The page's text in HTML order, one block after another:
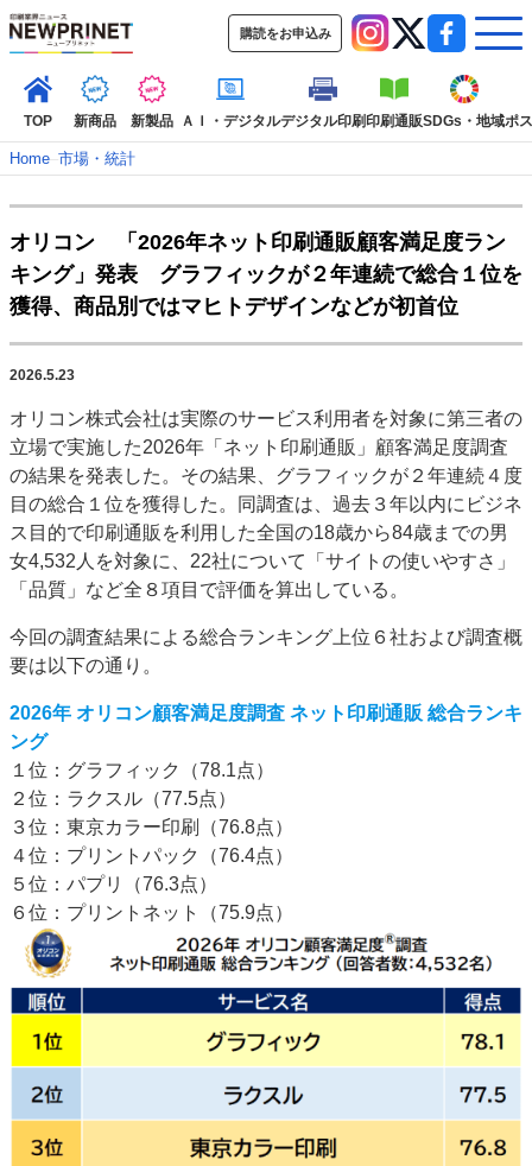
購読をお申込み
TOP 新商品 新製品 ＡＩ・デジタルデジタル印刷印刷通販SDGs・地域ポ
TOP
新着記事 特集記事
動画コンテンツ
インタビュー
コレクション
新商品
SDGs・地域
ポストプレス イベント 信用情報
市場・統計
人事・移転・異動・訃報
特集記事カテゴリー一覧
2022 見える化・MIS特集
特集・デジタル印刷 アイデアで勝負！ ～多様なビジネス・多彩な商材～
JAPAN PACK 2023 特集
中古印刷機・製本機特集
2022 検査・校正特集
特集・デジタル印刷 ～ 新成長軌道を描く
案内
発刊案内
JFPI印刷用語集 印刷機材年鑑
運営
会社案内
購読・購入申し込み
お問い合わせ
Home–市場・統計
オリコン 「2026年ネット印刷通販顧客満足度ラン
キング」発表 グラフィックが２年連続で総合１位を
獲得、商品別ではマヒトデザインなどが初首位
2026.5.23
オリコン株式会社は実際のサービス利用者を対象に第三者の
立場で実施した2026年「ネット印刷通販」顧客満足度調査
の結果を発表した。その結果、グラフィックが２年連続４度
目の総合１位を獲得した。同調査は、過去３年以内にビジネ
ス目的で印刷通販を利用した全国の18歳から84歳までの男
女4,532人を対象に、22社について「サイトの使いやすさ」
「品質」など全８項目で評価を算出している。
今回の調査結果による総合ランキング上位６社および調査概
要は以下の通り。
2026年 オリコン顧客満足度調査 ネット印刷通販 総合ランキ
ング
１位：グラフィック（78.1点）
２位：ラクスル（77.5点）
３位：東京カラー印刷（76.8点）
４位：プリントパック（76.4点）
５位：パプリ（76.3点）
６位：プリントネット（75.9点）